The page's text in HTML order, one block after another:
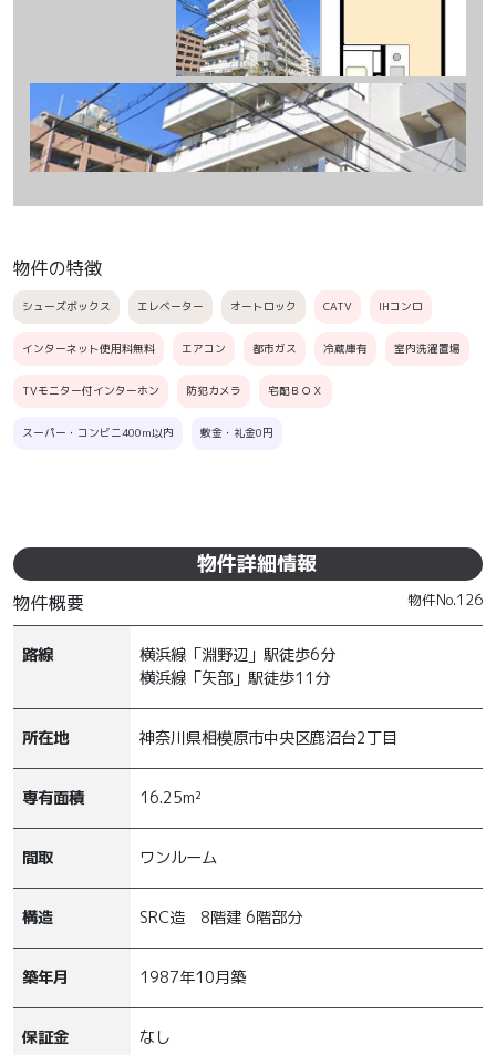
物件の特徴
シューズボックス エレベーター オートロック CATV IHコンロ
インターネット使用料無料 エアコン 都市ガス 冷蔵庫有 室内洗濯置場
TVモニター付インターホン 防犯カメラ 宅配ＢＯＸ
スーパー・コンビニ400m以内 敷金・礼金0円
物件詳細情報
物件概要 物件No.126
路線
横浜線「淵野辺」駅徒歩6分
横浜線「矢部」駅徒歩11分
所在地 神奈川県相模原市中央区鹿沼台2丁目
専有面積 16.25m²
間取 ワンルーム
構造 SRC造 8階建 6階部分
築年月 1987年10月築
保証金 なし